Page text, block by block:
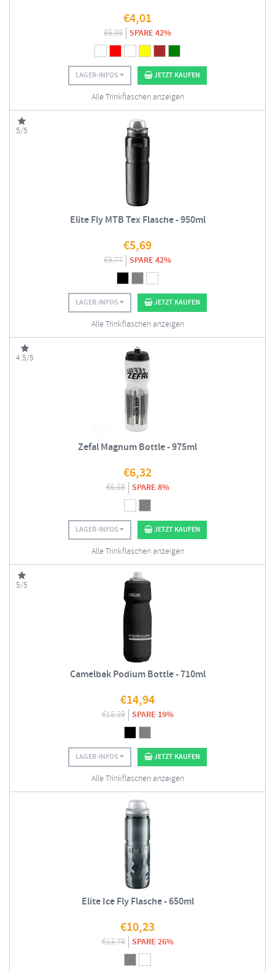
€4,01
€6,89 SPARE 42%
LAGER-INFOS JETZT KAUFEN
Alle Trinkflaschen anzeigen
5/5
Elite Fly MTB Tex Flasche - 950ml
€5,69
€9,77 SPARE 42%
LAGER-INFOS JETZT KAUFEN
Alle Trinkflaschen anzeigen
4.5/5
Zefal Magnum Bottle - 975ml
€6,32
€6,89 SPARE 8%
LAGER-INFOS JETZT KAUFEN
Alle Trinkflaschen anzeigen
5/5
Camelbak Podium Bottle - 710ml
€14,94
€18,39 SPARE 19%
LAGER-INFOS JETZT KAUFEN
Alle Trinkflaschen anzeigen
Elite Ice Fly Flasche - 650ml
€10,23
€13,79 SPARE 26%